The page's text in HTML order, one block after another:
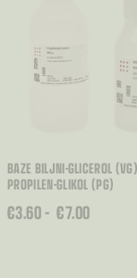
BAZE BILJNI-GLICEROL
PROPILEN-GLIKOL (PG)
€3.60– €7.00
RASPON